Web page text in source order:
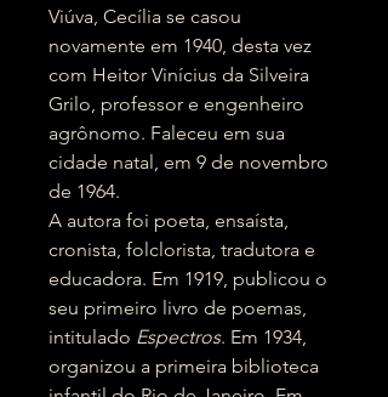
Viúva, Cecília se casou
novamente em 1940, desta vez
com Heitor Vinícius da Silveira
Grilo, professor e engenheiro
agrônomo. Faleceu em sua
cidade natal, em 9 de novembro
de 1964.
A autora foi poeta, ensaísta,
cronista, folclorista, tradutora e
educadora. Em 1919, publicou o
seu primeiro livro de poemas,
intitulado Espectros. Em 1934,
organizou a primeira biblioteca